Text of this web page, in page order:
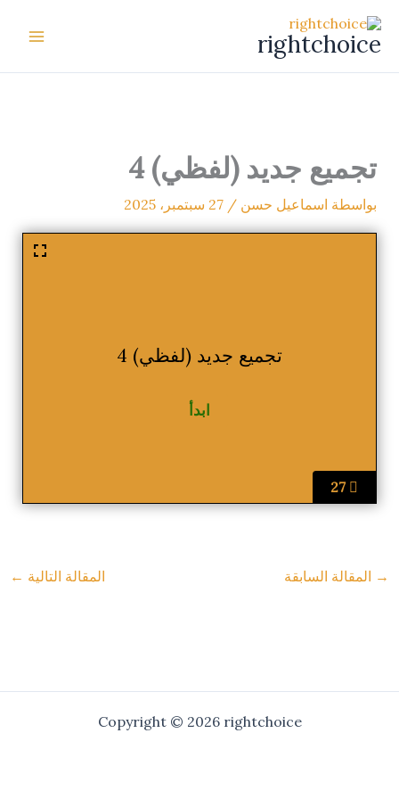
إلى
المحتوى
rightchoice
تجميع جديد (لفظي) 4
بواسطة اسماعيل حسن / 27 سبتمبر، 2025
27
تجميع جديد (لفظي) 4
→ المقالة السابقة المقالة التالية ←
Copyright © 2026 rightchoice